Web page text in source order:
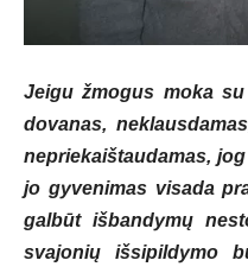
Jeigu žmogus moka
dovanas,
nepriekaištaudamas,
jo gyvenimas visada
galbūt išbandymų
svajonių išsipildymo